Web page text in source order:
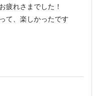
疲れさまでした！
て、楽しかったです